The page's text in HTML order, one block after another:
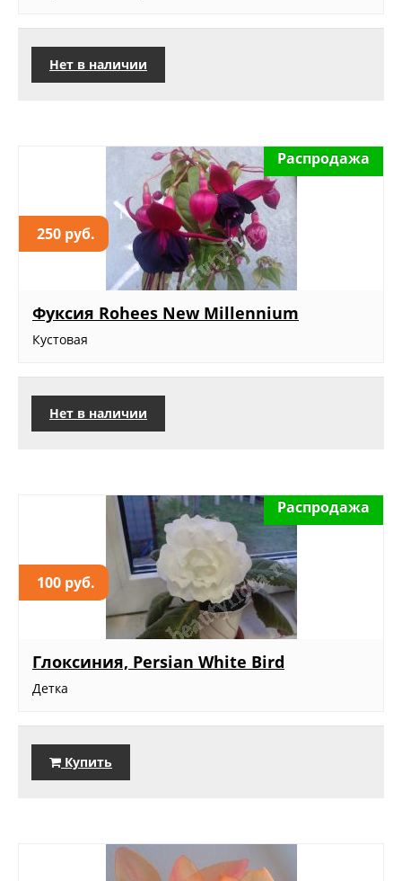
Нет в наличии
250 руб.
Распродажа
Фуксия Rohees New Millennium
Кустовая
Нет в наличии
100 руб.
Распродажа
Глоксиния, Persian White Bird
Детка
Купить